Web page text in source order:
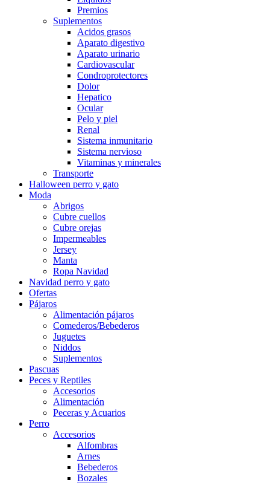
Premios
Suplementos
Acidos grasos
Aparato digestivo
Aparato urinario
Cardiovascular
Condroprotectores
Dolor
Hepatico
Ocular
Pelo y piel
Renal
Sistema inmunitario
Sistema nervioso
Vitaminas y minerales
Transporte
Halloween perro y gato
Moda
Abrigos
Cubre cuellos
Cubre orejas
Impermeables
Jersey
Manta
Ropa Navidad
Navidad perro y gato
Ofertas
Pájaros
Alimentación pájaros
Comederos/Bebederos
Juguetes
Niddos
Suplementos
Pascuas
Peces y Reptiles
Accesorios
Alimentación
Peceras y Acuarios
Perro
Accesorios
Alfombras
Arnes
Bebederos
Bozales